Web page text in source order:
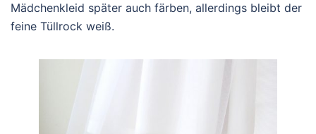
Mädchenkleid später auch färben, allerdings bleibt der
feine Tüllrock weiß.